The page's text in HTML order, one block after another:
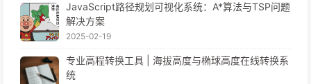
JavaScript路径规划可视化系统：A*算法与TSP问题
解决方案
2025-02-19
专业高程转换工具 | 海拔高度与椭球高度在线转换系
统